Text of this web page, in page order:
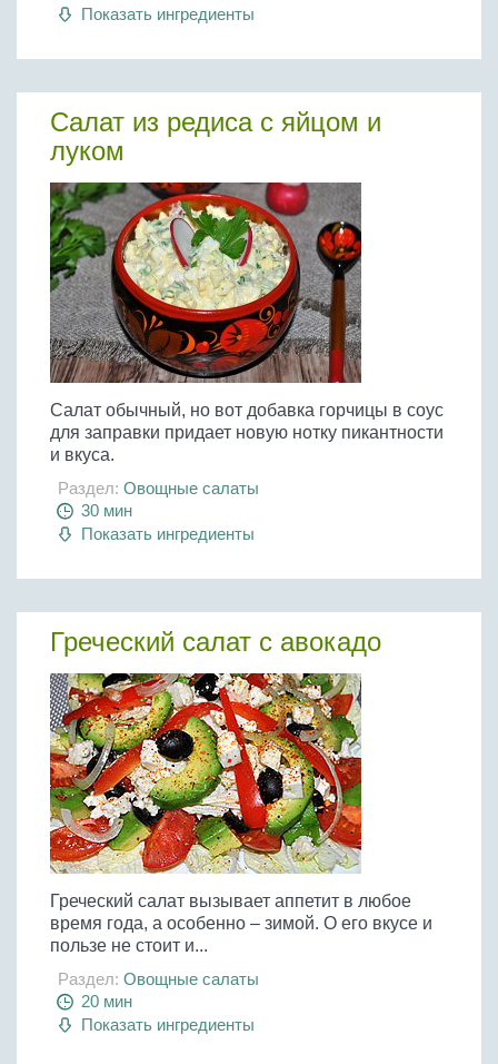
Бобовые
Показать ингредиенты
Салат из редиса с яйцом и
луком
Салат обычный, но вот добавка горчицы в соус
для заправки придает новую нотку пикантности
и вкуса.
Раздел: Овощные салаты
30 мин
Показать ингредиенты
Греческий салат с авокадо
Греческий салат вызывает аппетит в любое
время года, а особенно – зимой. О его вкусе и
пользе не стоит и...
Раздел: Овощные салаты
20 мин
Показать ингредиенты